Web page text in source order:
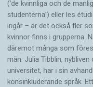
(’de kvinnliga och de
studenterna’) eller les
ingår – är det också fler
kvinnor finns i grupperna.
där­emot många som
män. Julia Tibblin,
universitet, har i sin
könsinkluderande språk.